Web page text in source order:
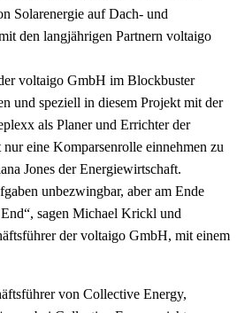
Solarenergie auf Dach- und
den langjährigen Partnern voltaigo
voltaigo GmbH im Blockbuster
und speziell in diesem Projekt mit der
als Planer und Errichter der
eine Komparsenrolle einnehmen zu
Jones der Energiewirtschaft.
unbezwingbar, aber am Ende
sagen Michael Krickl und
der voltaigo GmbH, mit einem
von Collective Energy,